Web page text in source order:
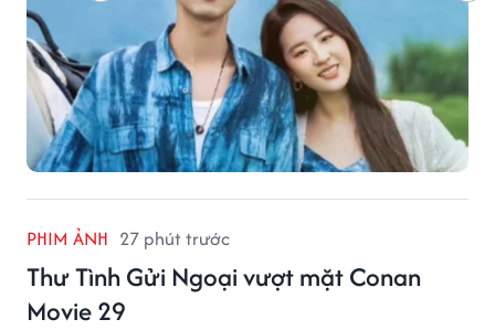
PHIM ẢNH 27 phút trước
Thư Tình Gửi Ngoại vượt mặt Conan
Movie 29